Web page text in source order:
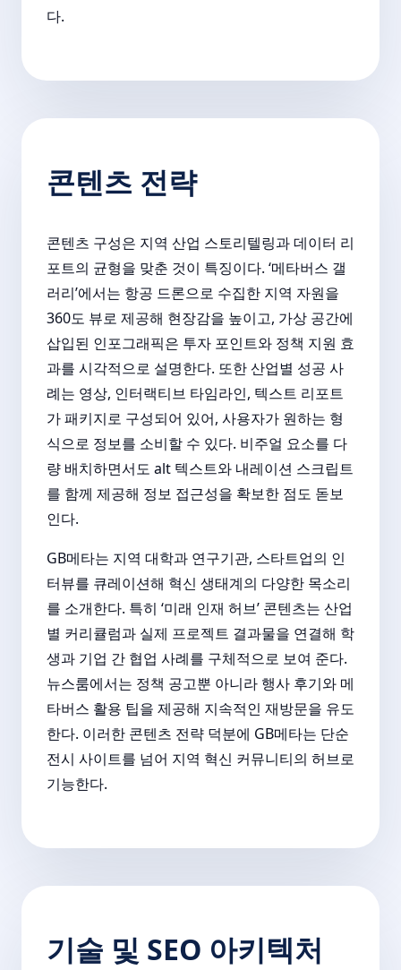
다.
콘텐츠 전략
콘텐츠 구성은 지역 산업 스토리텔링과 데이터 리
포트의 균형을 맞춘 것이 특징이다. ‘메타버스 갤
러리’에서는 항공 드론으로 수집한 지역 자원을
360도 뷰로 제공해 현장감을 높이고, 가상 공간에
삽입된 인포그래픽은 투자 포인트와 정책 지원 효
과를 시각적으로 설명한다. 또한 산업별 성공 사
례는 영상, 인터랙티브 타임라인, 텍스트 리포트
가 패키지로 구성되어 있어, 사용자가 원하는 형
식으로 정보를 소비할 수 있다. 비주얼 요소를 다
량 배치하면서도 alt 텍스트와 내레이션 스크립트
를 함께 제공해 정보 접근성을 확보한 점도 돋보
인다.
GB메타는 지역 대학과 연구기관, 스타트업의 인
터뷰를 큐레이션해 혁신 생태계의 다양한 목소리
를 소개한다. 특히 ‘미래 인재 허브’ 콘텐츠는 산업
별 커리큘럼과 실제 프로젝트 결과물을 연결해 학
생과 기업 간 협업 사례를 구체적으로 보여 준다.
뉴스룸에서는 정책 공고뿐 아니라 행사 후기와 메
타버스 활용 팁을 제공해 지속적인 재방문을 유도
한다. 이러한 콘텐츠 전략 덕분에 GB메타는 단순
전시 사이트를 넘어 지역 혁신 커뮤니티의 허브로
기능한다.
기술 및 SEO 아키텍처